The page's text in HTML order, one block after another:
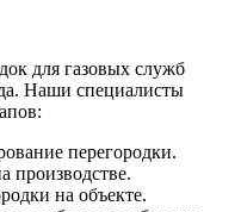
для газовых служб
Наши специалисты
перегородки.
производстве.
на объекте.